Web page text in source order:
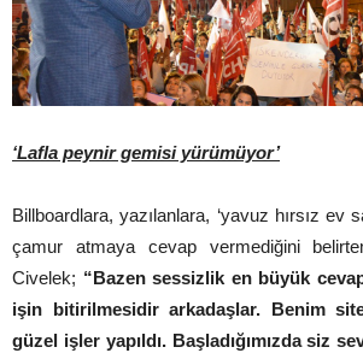
‘Lafla peynir gemisi yürümüyor’
Billboardlara, yazılanlara, ‘yavuz hırsız ev
çamur atmaya cevap vermediğini
Civelek; “Bazen sessizlik en büyük
işin bitirilmesidir arkadaşlar. Benim
güzel işler yapıldı. Başladığımızda siz